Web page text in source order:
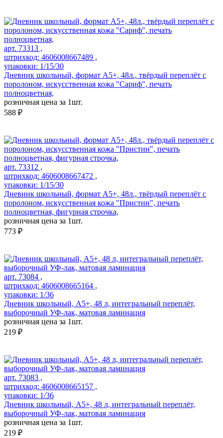
арт. 73313 ,
штрихкод: 4606008667489 ,
упаковки: 1/15/30
Дневник школьный, формат А5+, 48л., твёрдый переплёт с
поролоном, искусственная кожа "Сариф", печать
полноцветная,
розничная цена за 1шт.
588 ₽
арт. 73312 ,
штрихкод: 4606008667472 ,
упаковки: 1/15/30
Дневник школьный, формат А5+, 48л., твёрдый переплёт с
поролоном, искусственная кожа "Пристин", печать
полноцветная, фигурная строчка,
розничная цена за 1шт.
773 ₽
арт. 73084 ,
штрихкод: 4606008665164 ,
упаковки: 1/36
Дневник школьный, А5+, 48 л, интегральный переплёт,
выборочный УФ-лак, матовая ламинация
розничная цена за 1шт.
219 ₽
арт. 73083 ,
штрихкод: 4606008665157 ,
упаковки: 1/36
Дневник школьный, А5+, 48 л, интегральный переплёт,
выборочный УФ-лак, матовая ламинация
розничная цена за 1шт.
219 ₽